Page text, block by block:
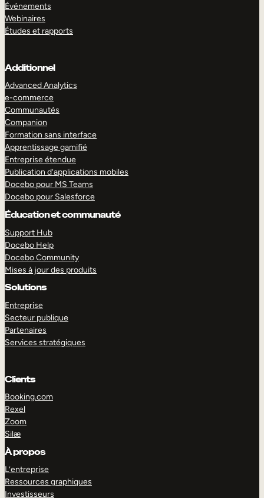
Événements
Webinaires
Études et rapports
Additionnel
Advanced Analytics
e-commerce
Communautés
Companion
Formation sans interface
Apprentissage gamifié
Entreprise étendue
Publication d’applications mobiles
Docebo pour MS Teams
Docebo pour Salesforce
Éducation et communauté
Support Hub
Docebo Help
Docebo Community
Mises à jour des produits
Solutions
Entreprise
Secteur publique
Partenaires
Services stratégiques
Clients
Booking.com
Rexel
Zoom
Silæ
À propos
L’entreprise
Ressources graphiques
Investisseurs